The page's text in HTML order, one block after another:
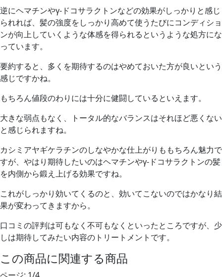
逆にヘマチンやγ-ドコサラクトンなどの効果がしっかりと感じ
られれば、髪の強度をしっかり高めて使うたびにコンディショ
ンが向上していくような体感を得られるというような処方にな
っています。
要約すると、多くを期待するのはやめておいた方が良いという
感じですかね。
もちろん値段のわりには十分に健闘しているといえます。
大きな弱点もなく、トータル的なバランスはそれほど悪くない
と感じられますね。
カシミアヤギケラチンのしなやかな仕上がりももちろん魅力で
すが、やはり期待したいのはヘマチンやγ-ドコサラクトンの髪
を内側から鍛え上げる効果ですね。
これがしっかり効いてくるのと、効いてこないのではかなり結
果が変わってきますから。
口コミの評判は可もなく不可もなくといったところですが、少
しは期待してみたい内容のトリートメントです。
この商品に関連する商品